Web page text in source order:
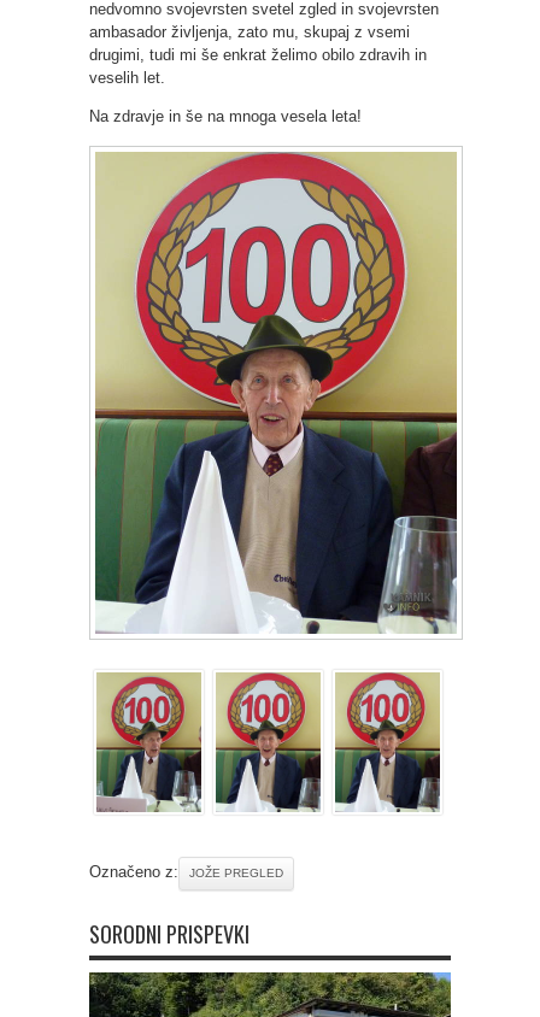
nedvomno svojevrsten svetel zgled in svojevrsten
ambasador življenja, zato mu, skupaj z vsemi
drugimi, tudi mi še enkrat želimo obilo zdravih in
veselih let.
Na zdravje in še na mnoga vesela leta!
Označeno z: JOŽE PREGLED
SORODNI PRISPEVKI